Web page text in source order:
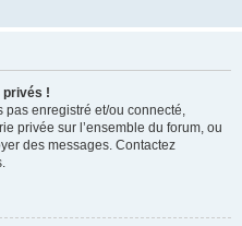
privés !
pas enregistré et/ou connecté,
privée sur l’ensemble du forum, ou
des messages. Contactez